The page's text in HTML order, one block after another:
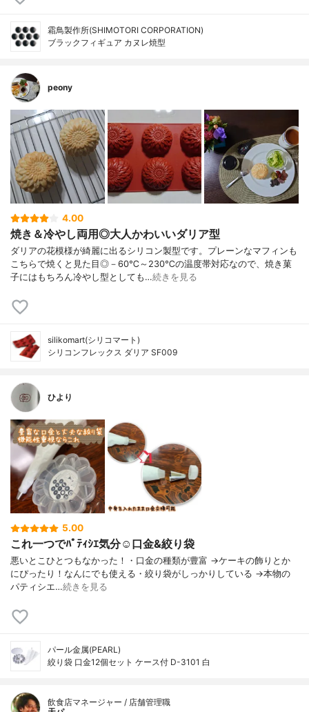
霜鳥製作所(SHIMOTORI CORPORATION)
ブラックフィギュア カヌレ焼型
peony
4.00
焼き＆冷やし両用◎大人かわいいダリア型
ダリアの花模様が綺麗に出るシリコン製型です。プレーンなマフィンも
こちらで焼くと見た目◎－60℃～230℃の温度帯対応なので、焼き菓
子にはもちろん冷やし型としても…続きを見る
silikomart(シリコマート)
シリコンフレックス ダリア SF009
ひより
5.00
これ一つでﾊﾟﾃｨｼｴ気分☺️口金&絞り袋
悪いとこひとつもなかった！・口金の種類が豊富 →ケーキの飾りとか
にぴったり！なんにでも使える・絞り袋がしっかりしている →本物の
パティシエ…続きを見る
パール金属(PEARL)
絞り袋 口金12個セット ケース付 D-3101 白
飲食店マネージャー / 店舗管理職